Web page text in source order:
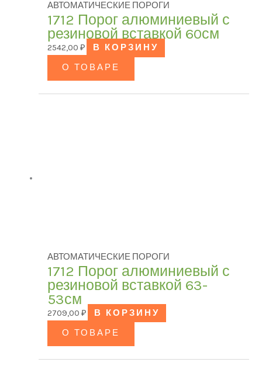
АВТОМАТИЧЕСКИЕ ПОРОГИ
1712 Порог алюминиевый с
резиновой вставкой 60см
2542,00 ₽
В КОРЗИНУ
О ТОВАРЕ
АВТОМАТИЧЕСКИЕ ПОРОГИ
1712 Порог алюминиевый с
резиновой вставкой 63-
53см
2709,00 ₽
В КОРЗИНУ
О ТОВАРЕ